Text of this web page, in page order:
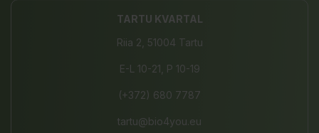
TARTU KVARTAL
Riia 2, 51004 Tartu
E-L 10-21, P 10-19
(+372) 680 7787
tartu@bio4you.eu